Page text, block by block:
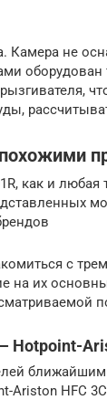
Камера не
оборудован
как и любая
с
на их
Hotpoint-
ближайшим
Ariston HFC